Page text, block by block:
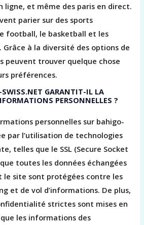
ligne, et même des paris en direct.
parier sur des sports
football, le basketball et les
Grâce à la diversité des options de
peuvent trouver quelque chose
préférences.
GARANTIT-IL LA
PERSONNELLES ?
personnelles sur bahigo-
par l’utilisation de technologies
telles que le SSL (Secure Socket
toutes les données échangées
le site sont protégées contre les
et de vol d’informations. De plus,
strictes sont mises en
les informations des